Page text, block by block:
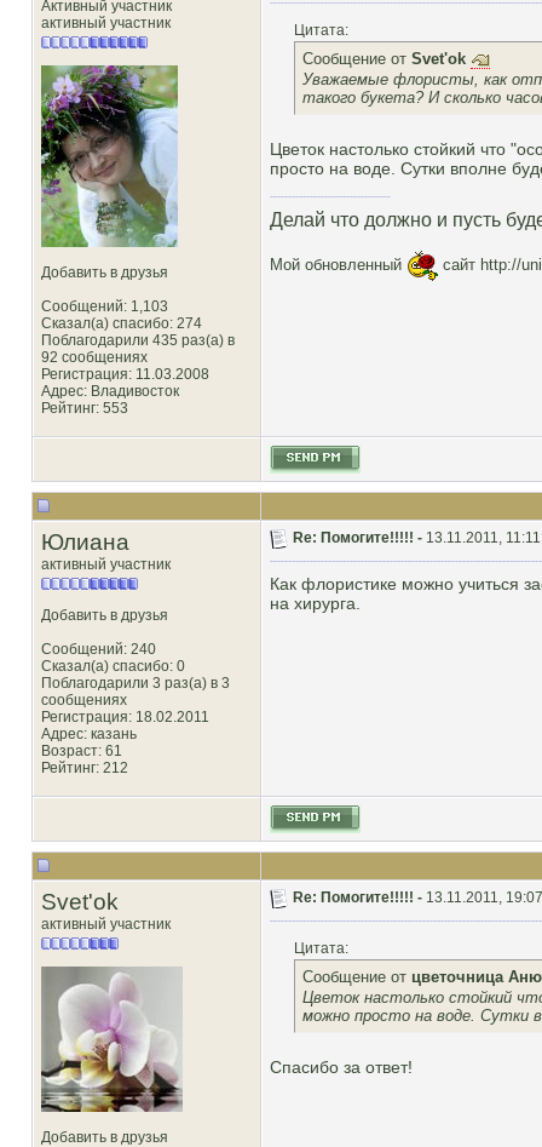
Активный участник
активный участник
Добавить в друзья
Сообщений: 1,103
Сказал(а) спасибо: 274
Поблагодарили 435 раз(а) в
92 сообщениях
Регистрация: 11.03.2008
Адрес: Владивосток
Рейтинг: 553
Цитата:
Сообщение от Svet'ok
Уважаемые флористы, как
такого букета? И сколько
Цветок настолько стойкий что
просто на воде. Сутки вполне
Делай что должно и пусть
Мой обновленный сайт http://
Юлиана
активный участник
Добавить в друзья
Сообщений: 240
Сказал(а) спасибо: 0
Поблагодарили 3 раз(а) в 3
сообщениях
Регистрация: 18.02.2011
Адрес: казань
Возраст: 61
Рейтинг: 212
Re: Помогите!!!!! - 13.11.2011, 11:11
Как флористике можно учиться
на хирурга.
Svet'ok
активный участник
Добавить в друзья
Re: Помогите!!!!! - 13.11.2011, 19:07
Цитата:
Сообщение от цветочница
Цветок настолько стойкий
можно просто на воде. Сутки
Спасибо за ответ!